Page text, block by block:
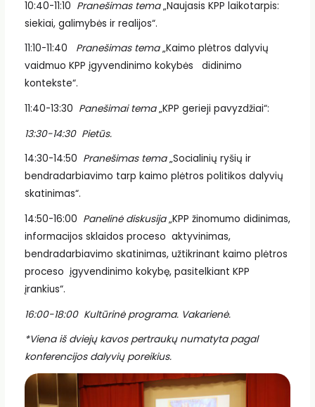
10:40-11:10 Pranešimas tema„Naujasis KPP laikotarpis:
siekiai, galimybės ir realijos“.
11:10-11:40 Pranešimas tema„Kaimo plėtros dalyvių
vaidmuo KPP įgyvendinimo kokybės didinimo
kontekste“.
11:40-13:30 Panešimai tema„KPP gerieji pavyzdžiai“:
13:30-14:30 Pietūs.
14:30-14:50 Pranešimas tema„Socialinių ryšių ir
bendradarbiavimo tarp kaimo plėtros politikos dalyvių
skatinimas“.
14:50-16:00 Panelinė diskusija„KPP žinomumo didinimas,
informacijos sklaidos proceso aktyvinimas,
bendradarbiavimo skatinimas, užtikrinant kaimo plėtros
proceso įgyvendinimo kokybę, pasitelkiant KPP
įrankius“.
16:00-18:00 Kultūrinė programa. Vakarienė.
*Viena iš dviejų kavos pertraukų numatyta pagal
konferencijos dalyvių poreikius.